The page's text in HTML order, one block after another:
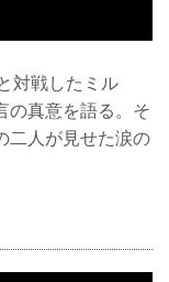
対戦したミル
の真意を語る。そ
二人が見せた涙の